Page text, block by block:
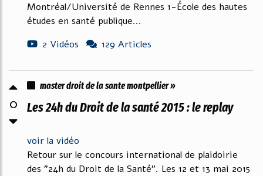
Montréal/Université de Rennes 1-École des hautes
études en santé publique...
2 Vidéos
129 Articles
0
master droit de la sante montpellier »
Les 24h du Droit de la santé 2015 : le replay
voir la vidéo
Retour sur le concours international de plaidoirie
des "24h du Droit de la Santé". Les 12 et 13 mai 2015